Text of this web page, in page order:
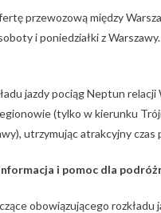
przewozową między
i poniedziałki z
jazdy pociąg Neptun
(tylko w kierunku
utrzymując atrakcyjny czas
i pomoc dla
obowiązującego